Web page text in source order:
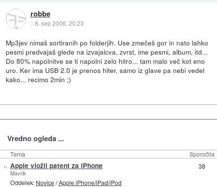
robbe
::8. sep 2006, 20:23
Mp3jev nimaš sortiranih po folderjih. Use zmečeš gor in nato lahko
pesmi predvajaš glede na izvajalcva, zvrst, ime pesmi, album, itd...
Do 80% napolnitve se ti napolni zelo hitro... tam malo več kot eno
uro. Ker ima USB 2.0 je prenos hiter, samo iz glave pa nebi vedel
kako... recimo 2min ;)
Vredno ogleda ...
Tema Sporočila
» Apple vložil patent za iPhone
Mavrik
Oddelek: Novice/Apple iPhone/iPad/iPod
38